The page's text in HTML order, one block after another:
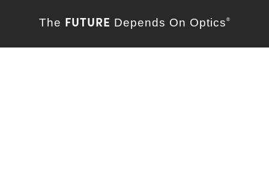
The FUTURE Depends On Optics ®